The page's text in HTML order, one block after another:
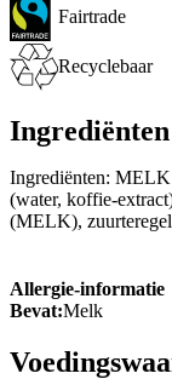
Fairtrade
Recyclebaar
Ingrediënten
Ingrediënten:
(water, koffie-
(MELK),
Allergie-informatie
Bevat:Melk